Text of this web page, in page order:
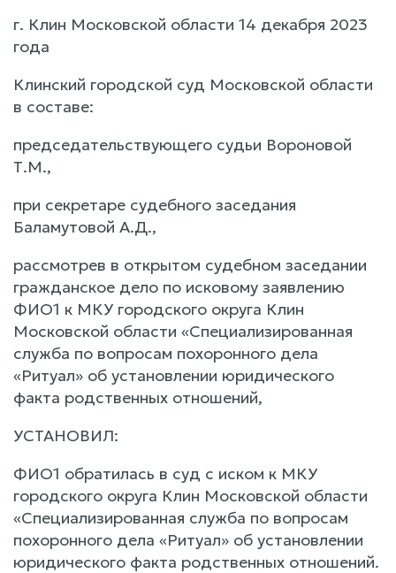
г. Клин Московской области 14 декабря 2023
года
Клинский городской суд Московской области
в составе:
председательствующего судьи Вороновой
Т.М.,
при секретаре судебного заседания
Баламутовой А.Д.,
рассмотрев в открытом судебном заседании
гражданское дело по исковому заявлению
ФИО1 к МКУ городского округа Клин
Московской области «Специализированная
служба по вопросам похоронного дела
«Ритуал» об установлении юридического
факта родственных отношений,
УСТАНОВИЛ:
ФИО1 обратилась в суд с иском к МКУ
городского округа Клин Московской области
«Специализированная служба по вопросам
похоронного дела «Ритуал» об установлении
юридического факта родственных отношений.